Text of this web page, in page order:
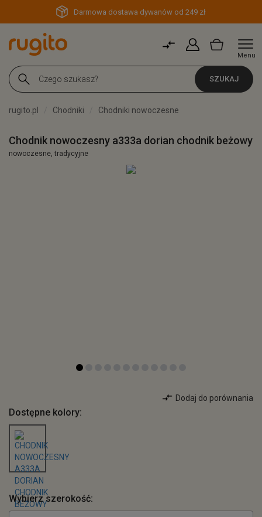
Darmowa dostawa dywanów od 249 zł
Menu
SZUKAJ
rugito.pl Chodniki Chodniki nowoczesne
Chodnik nowoczesny a333a dorian chodnik beżowy
nowoczesne, tradycyjne
Dodaj do porównania
Dostępne kolory:
Wybierz szerokość: